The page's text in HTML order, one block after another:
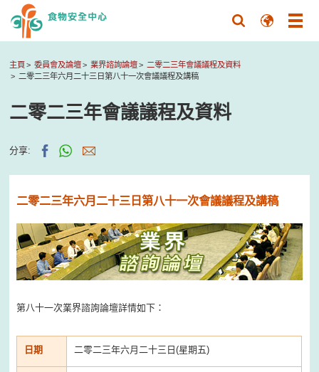
主頁 委員會及論壇 業界諮詢論壇
二零二三年會議議程及資料
二零二三年六月二十三日第八十一次會議議程及講稿
二零二三年會議議程及資料
分享:
二零二三年六月二十三日第八十一次會議議程及講稿
第八十一次業界諮詢論壇詳情如下：
日期 二零二三年六月二十三日(星期五)